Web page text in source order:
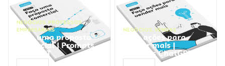
NEGÓCIOS, PROCESSOS
EMPRESARIAIS
Faça uma proposta
comercial | Prompts
ChatGPT
NEGÓCIOS, VENDAS
Faça ações para
vender mais |
Prompts ChatGPT